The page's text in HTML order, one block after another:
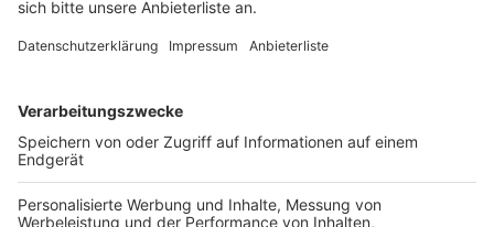
ergänzen die mobic-Räder die Mobilitätsangebote in
sieben weiteren Kommunen des Rhein-Erft-Kreises.
Hierfür werden die Räder an Übergabestationen an den
kommunalen Grenzen einfach getauscht.